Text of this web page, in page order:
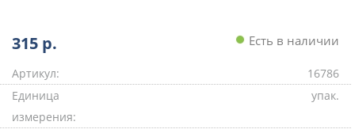
315 р. Есть в наличии
Артикул:
16786
Единица
измерения:
упак.